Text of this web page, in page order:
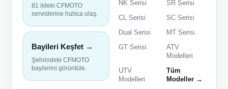
81 ildeki CFMOTO
servislerine hızlıca ulaş.
Bayileri Keşfet →
Şehrindeki CFMOTO
bayilerini görüntüle.
NK Serisi
SR Serisi
CL Serisi
SC Serisi
Dual Serisi
MT Serisi
GT Serisi
ATV
Modelleri
UTV
Modelleri
Tüm
Modeller →